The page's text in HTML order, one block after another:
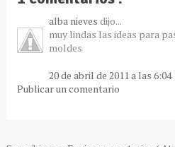
alba nieves dijo...
muy lindas las ideas para
moldes
20 de abril de 2011 a las 6:04
Publicar un comentario